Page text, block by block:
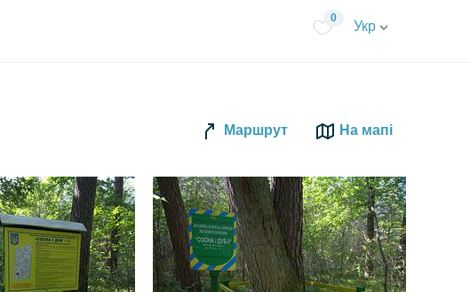
0
Укр
Маршрут На мапі